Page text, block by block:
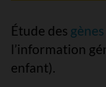
Étude des gènes
l’information
enfant).